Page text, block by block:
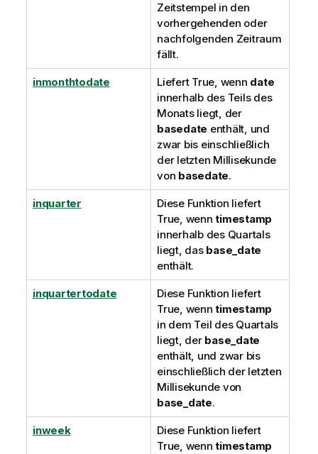
Zeitstempel in den
vorhergehenden oder
nachfolgenden Zeitraum
fällt.
inmonthtodate Liefert True, wenn date
innerhalb des Teils des
Monats liegt, der
basedate enthält, und
zwar bis einschließlich
der letzten Millisekunde
von basedate.
inquarter
Diese Funktion liefert
True, wenntimestamp
innerhalb des Quartals
liegt, das base_date
enthält.
inquartertodate
Diese Funktion liefert
True, wenntimestamp
in dem Teil des Quartals
liegt, der base_date
enthält, und zwar bis
einschließlich der letzten
Millisekunde von
base_date.
inweek
Diese Funktion liefert
True, wenntimestamp